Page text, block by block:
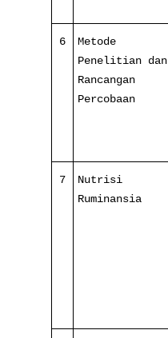
6
Metode
Penelitian dan
Rancangan
Percobaan
7
Nutrisi
Ruminansia